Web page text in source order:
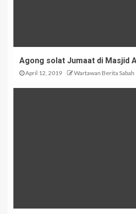
Agong solat Jumaat di Masjid
April 12, 2019 Wartawan Berita Sabah